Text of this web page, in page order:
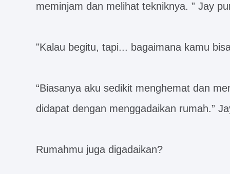
meminjam dan melihat tekniknya. ” Jay
"Kalau begitu, tapi... bagaimana kamu
“Biasanya aku sedikit menghemat dan
didapat dengan menggadaikan rumah.”
Rumahmu juga digadaikan?